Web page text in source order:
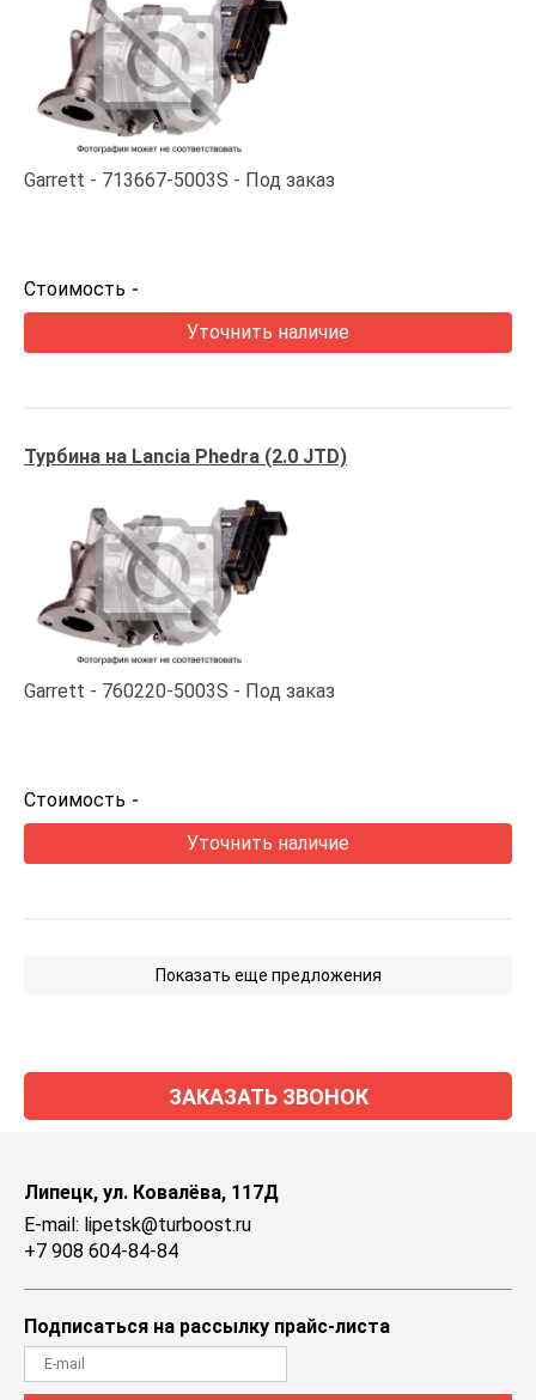
Garrett 713667-5003S Под заказ
Стоимость -
Уточнить наличие
Турбина на Lancia Phedra (2.0 JTD)
Garrett 760220-5003S Под заказ
Стоимость -
Уточнить наличие
Показать еще предложения
ЗАКАЗАТЬ ЗВОНОК
Липецк, ул. Ковалёва, 117Д
E-mail: lipetsk@turboost.ru
+7 908 604-84-84
Подписаться на рассылку прайс-листа